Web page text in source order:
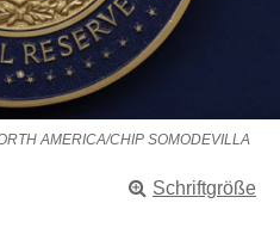
AMERICA/CHIP SOMODEVILLA
Schriftgröße